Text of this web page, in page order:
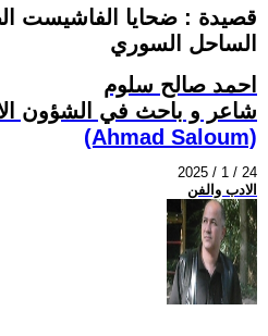
قصيدة : ضحايا الفاشيست
الساحل السوري
احمد صالح سلوم
شاعر و باحث في الشؤون
(Ahmad Saloum)
2025 / 1 / 24
الادب والفن